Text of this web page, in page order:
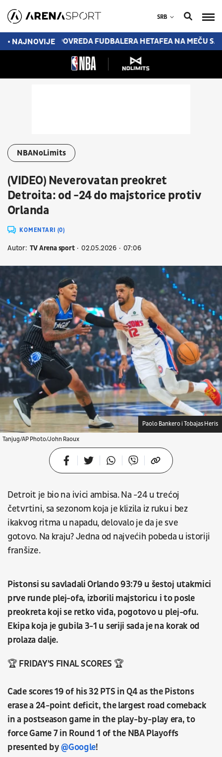
SRB
• NAJNOVIJE
TEŠKA POVREDA FUDBALERA HETAFEA NA MEČU SA
NBANoLimits
(VIDEO) Neverovatan preokret
Detroita: od -24 do majstorice protiv
Orlanda
KOMENTARI (0)
Autor: TV Arena sport 02.05.2026 07:06
Tanjug/AP Photo/John Raoux
Paolo Bankero i Tobajas Heris
Detroit je bio na ivici ambisa. Na -24 u trećoj
četvrtini, sa sezonom koja je klizila iz ruku i bez
ikakvog ritma u napadu, delovalo je da je sve
gotovo. Na kraju? Jedna od najvećih pobeda u istoriji
franšize.
Pistonsi su savladali Orlando 93:79 u šestoj utakmici
prve runde plej-ofa, izborili majstoricu i to posle
preokreta koji se retko viđa, pogotovo u plej-ofu.
Ekipa koja je gubila 3-1 u seriji sada je na korak od
prolaza dalje.
🏆 FRIDAY'S FINAL SCORES 🏆
Cade scores 19 of his 32 PTS in Q4 as the Pistons
erase a 24-point deficit, the largest road comeback
in a postseason game in the play-by-play era, to
force Game 7 in Round 1 of the NBA Playoffs
presented by@Google!